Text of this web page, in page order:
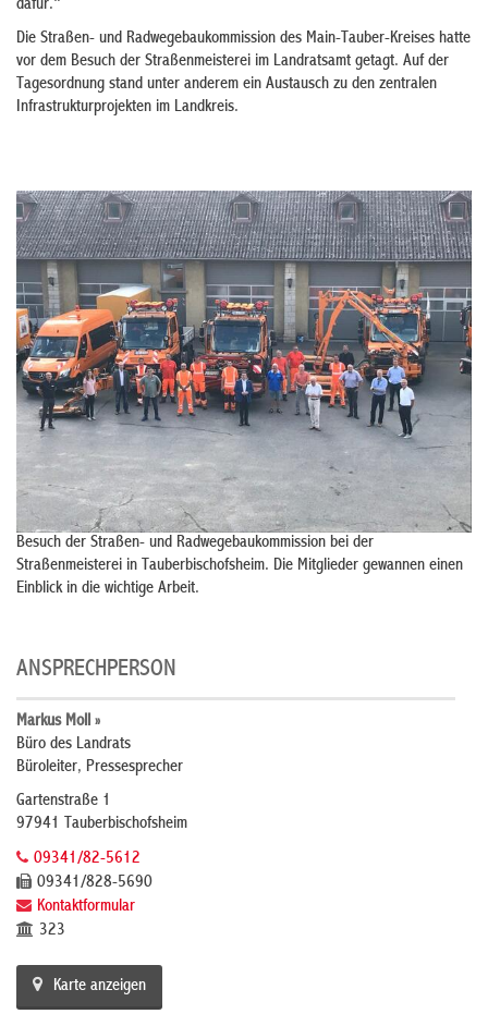
dafür.“
Die Straßen- und Radwegebaukommission des Main-Tauber-Kreises hatte
vor dem Besuch der Straßenmeisterei im Landratsamt getagt. Auf der
Tagesordnung stand unter anderem ein Austausch zu den zentralen
Infrastrukturprojekten im Landkreis.
Besuch der Straßen- und Radwegebaukommission bei der
Straßenmeisterei in Tauberbischofsheim. Die Mitglieder gewannen einen
Einblick in die wichtige Arbeit.
ANSPRECHPERSON
Markus Moll »
Büro des Landrats
Büroleiter, Pressesprecher
Gartenstraße 1
97941 Tauberbischofsheim
09341/82-5612
09341/828-5690
Kontaktformular
323
Karte anzeigen